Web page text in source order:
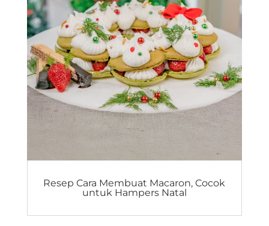
Resep Cara Membuat Macaron, Cocok
untuk Hampers Natal